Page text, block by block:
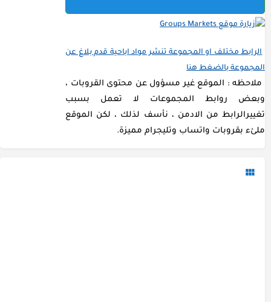
الرابط مختلف او المجموعة تنشر مواد اباحية قدم بلاغ عن
المجموعة بالضغط هنا
ملاحظه : الموقع غير مسؤول عن محتوى القروبات ،
وبعض روابط المجموعات لا تعمل بسبب
تغييرالرابط من الادمن ، نأسف لذلك ، لكن الموقع
ملئء بقروبات واتساب وتليجرام مميزة.